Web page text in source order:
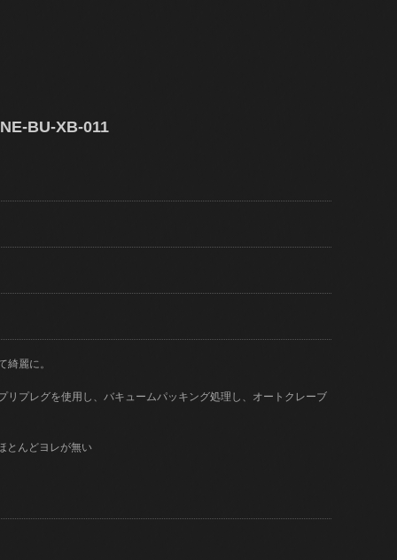
BU-XB-011
綺麗に。
リプレグを使用し、バキュームパッキング処理し、オートクレーブ
とんどヨレが無い